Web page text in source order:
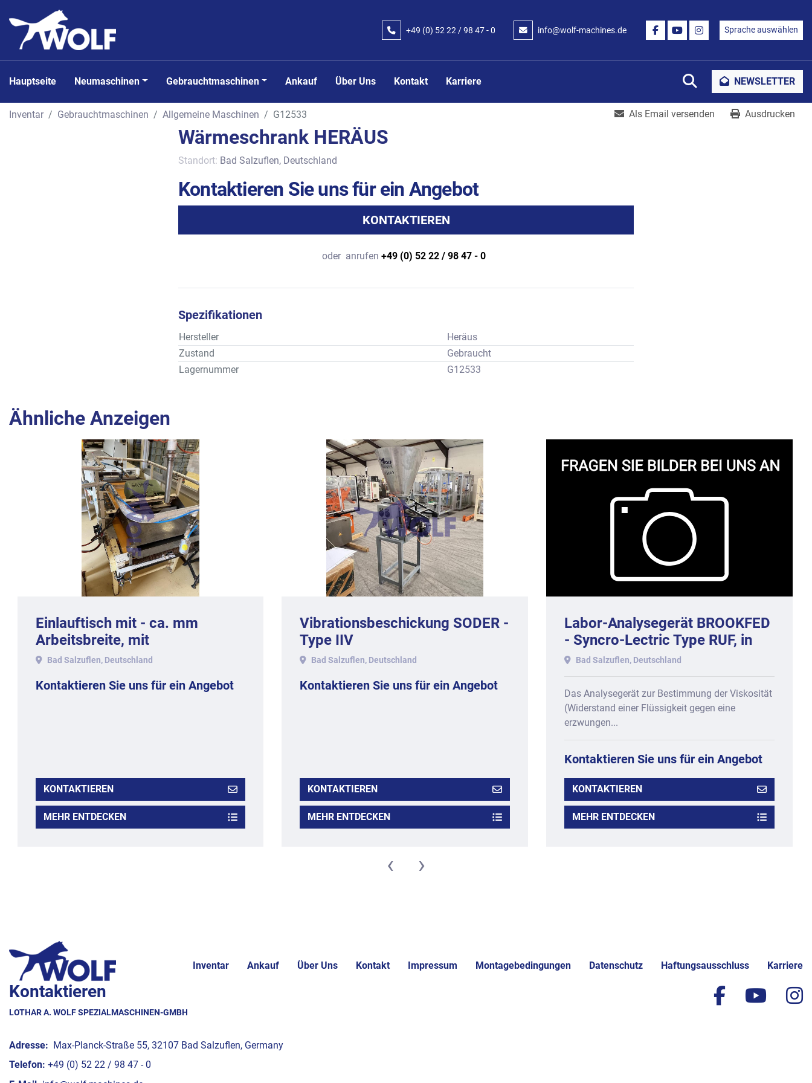
+49 (0) 52 22 / 98 47 - 0 info@wolf-machines.de
FACEBOOK
YOUTUBEINSTAGRAM
Sprache auswählen
Hauptseite Neumaschinen Gebrauchtmaschinen Ankauf Über Uns Kontakt Karriere SucheNEWSLETTER
Inventar Gebrauchtmaschinen Allgemeine Maschinen G12533 Als Email versenden Ausdrucken
Wärmeschrank HERÄUS
Standort: Bad Salzuflen, Deutschland
Kontaktieren Sie uns für ein Angebot
KONTAKTIEREN
oder anrufen +49 (0) 52 22 / 98 47 - 0
Spezifikationen
Hersteller
Heräus
Zustand
Gebraucht
Lagernummer
G12533
Ähnliche Anzeigen
Einlauftisch mit - ca. mm
Arbeitsbreite, mit
Bad Salzuflen, Deutschland
Kontaktieren Sie uns für ein Angebot
KONTAKTIEREN
MEHR ENTDECKEN
Vibrationsbeschickung SODER -
Type IIV
Bad Salzuflen, Deutschland
Kontaktieren Sie uns für ein Angebot
KONTAKTIEREN
MEHR ENTDECKEN
Labor-Analysegerät BROOKFED
- Syncro-Lectric Type RUF, in
Holzbox.
Bad Salzuflen, Deutschland
Das Analysegerät zur Bestimmung der Viskosität
(Widerstand einer Flüssigkeit gegen eine
erzwungen...
Kontaktieren Sie uns für ein Angebot
KONTAKTIEREN
MEHR ENTDECKEN
‹ ›
Inventar Ankauf Über Uns Kontakt Impressum Montagebedingungen Datenschutz Haftungsausschluss Karriere
Kontaktieren
LOTHAR A. WOLF SPEZIALMASCHINEN-GMBH
Adresse: Max-Planck-Straße 55, 32107 Bad Salzuflen, Germany
Telefon: +49 (0) 52 22 / 98 47 - 0
facebook